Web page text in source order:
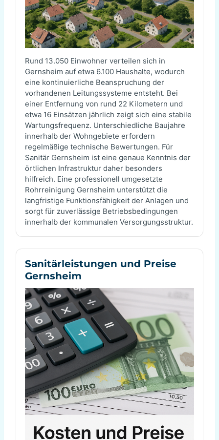
Rund 13.050 Einwohner verteilen sich in
Gernsheim auf etwa 6.100 Haushalte, wodurch
eine kontinuierliche Beanspruchung der
vorhandenen Leitungssysteme entsteht. Bei
einer Entfernung von rund 22 Kilometern und
etwa 16 Einsätzen jährlich zeigt sich eine stabile
Wartungsfrequenz. Unterschiedliche Baujahre
innerhalb der Wohngebiete erfordern
regelmäßige technische Bewertungen. Für
Sanitär Gernsheim ist eine genaue Kenntnis der
örtlichen Infrastruktur daher besonders
hilfreich. Eine professionell umgesetzte
Rohrreinigung Gernsheim unterstützt die
langfristige Funktionsfähigkeit der Anlagen und
sorgt für zuverlässige Betriebsbedingungen
innerhalb der kommunalen Versorgungsstruktur.
Sanitärleistungen und Preise
Gernsheim